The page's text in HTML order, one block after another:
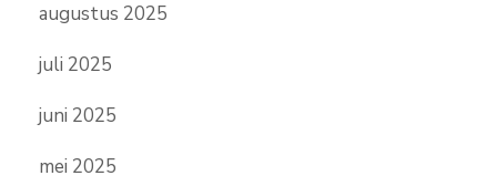
augustus 2025
juli 2025
juni 2025
mei 2025